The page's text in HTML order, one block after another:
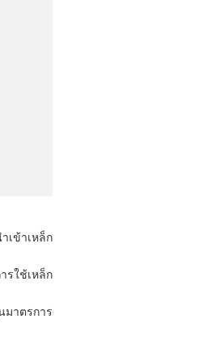
เข้าเหล็ก
รใช้เหล็ก
มาตรการ